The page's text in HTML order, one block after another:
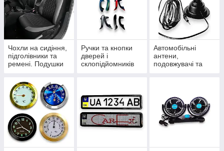
Чохли на сидіння,
підголівники та
ремені. Подушки
Ручки та кнопки
дверей і
склопідйомників
Автомобільні
антени,
подовжувачі та